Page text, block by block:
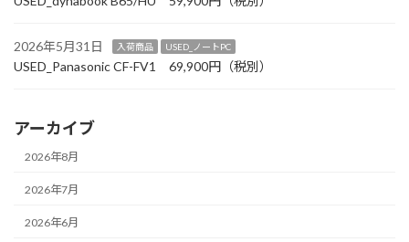
2026年5月31日 入荷商品 USED_ノートPC
USED_Panasonic CF-FV1 69,900円（税別）
アーカイブ
2026年8月
2026年7月
2026年6月